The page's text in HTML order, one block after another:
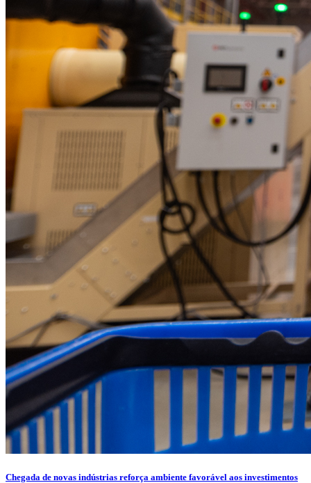
Chegada de novas indústrias reforça ambiente favorável aos investimentos